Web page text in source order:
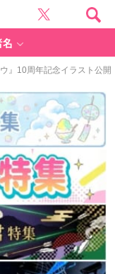
名
』10周年記念イラスト公開